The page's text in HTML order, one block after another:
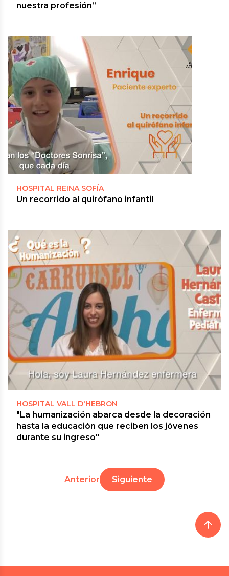
nuestra profesión”
HOSPITAL REINA SOFÍA
Un recorrido al quirófano infantil
HOSPITAL VALL D'HEBRON
"La humanización abarca desde la decoración
hasta la educación que reciben los jóvenes
durante su ingreso"
Anterior Siguiente